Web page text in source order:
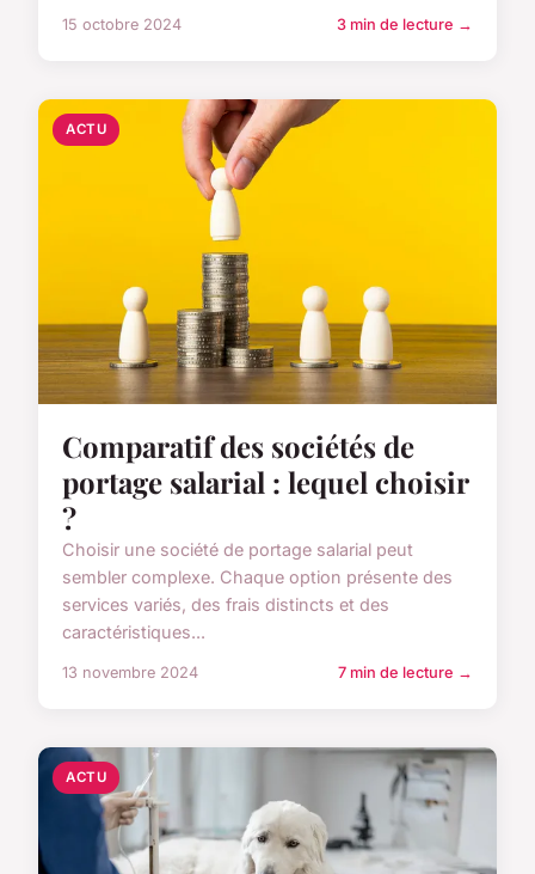
15 octobre 2024 3 min de lecture →
ACTU
Comparatif des sociétés de
portage salarial : lequel choisir
?
Choisir une société de portage salarial peut
sembler complexe. Chaque option présente des
services variés, des frais distincts et des
caractéristiques...
13 novembre 2024 7 min de lecture →
ACTU